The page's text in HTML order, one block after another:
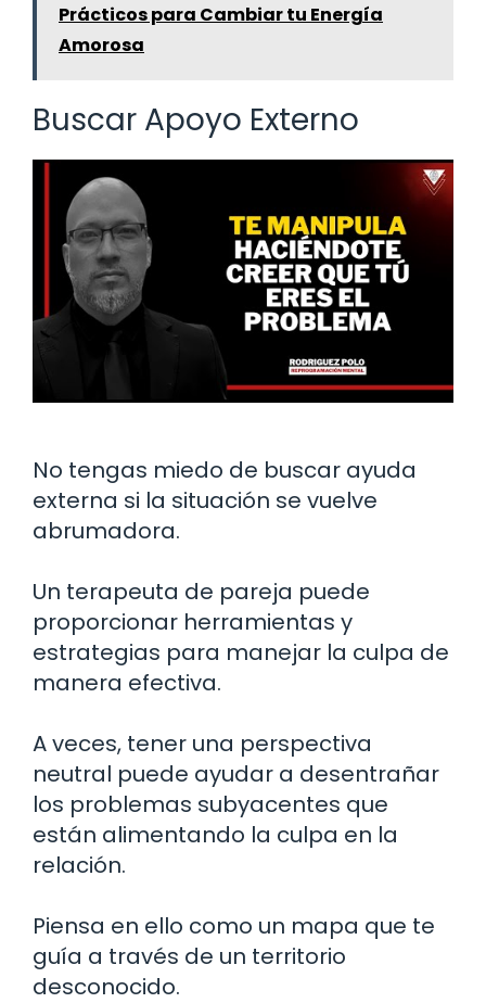
Prácticos para Cambiar tu Energía
Amorosa
Buscar Apoyo Externo
No tengas miedo de buscar ayuda
externa si la situación se vuelve
abrumadora.
Un terapeuta de pareja puede
proporcionar herramientas y
estrategias para manejar la culpa de
manera efectiva.
A veces, tener una perspectiva
neutral puede ayudar a desentrañar
los problemas subyacentes que
están alimentando la culpa en la
relación.
Piensa en ello como un mapa que te
guía a través de un territorio
desconocido.